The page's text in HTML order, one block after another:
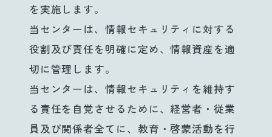
を実施します。
当センターは、情報セキュリティに対する
役割及び責任を明確に定め、情報資産を適
切に管理します。
当センターは、情報セキュリティを維持す
る責任を自覚させるために、経営者・従業
員及び関係者全てに、教育・啓蒙活動を行